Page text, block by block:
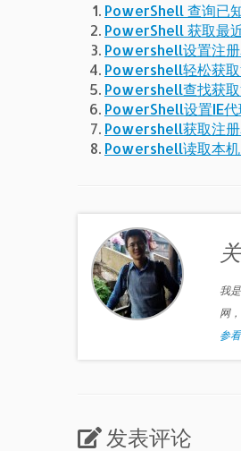
PowerShell 查询已
PowerShell 获取最
Powershell设置注
Powershell轻松获
Powershell查找获
PowerShell设置IE代
Powershell获取注
Powershell读取本
我
网
参
发表评论